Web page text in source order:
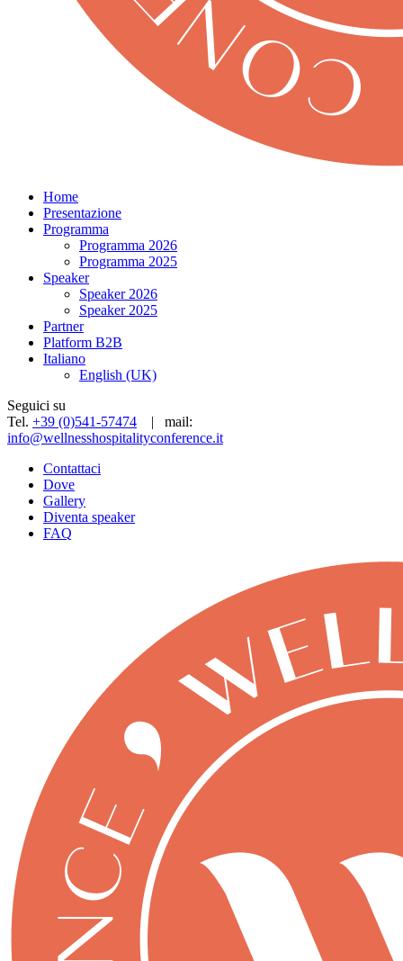
Home
Presentazione
Programma
Programma 2026
Programma 2025
Speaker
Speaker 2026
Speaker 2025
Partner
Platform B2B
Italiano
English (UK)
Seguici su
Tel. +39 (0)541-57474 | mail:
info@wellnesshospitalityconference.it
Contattaci
Dove
Gallery
Diventa speaker
FAQ